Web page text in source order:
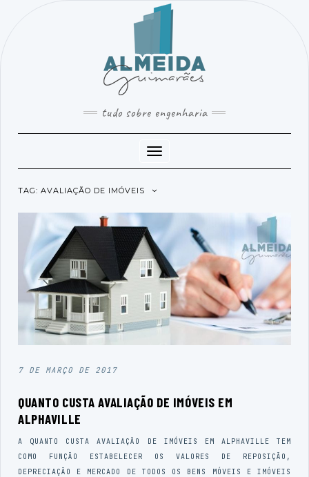
tudo sobre engenharia
Toggle
TAG: AVALIAÇÃO DE IMÓVEIS
7 DE MARÇO DE 2017
QUANTO CUSTA AVALIAÇÃO DE IMÓVEIS EM
ALPHAVILLE
A QUANTO CUSTA AVALIAÇÃO DE IMÓVEIS EM ALPHAVILLE TEM
COMO FUNÇÃO ESTABELECER OS VALORES DE REPOSIÇÃO,
DEPRECIAÇÃO E MERCADO DE TODOS OS BENS MÓVEIS E IMÓVEIS